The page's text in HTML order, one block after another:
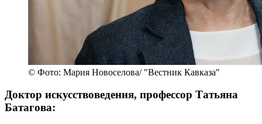
© Фото: Мария Новоселова/ "Вестник Кавказа"
Доктор искусствоведения, профессор Татьяна
Батагова: